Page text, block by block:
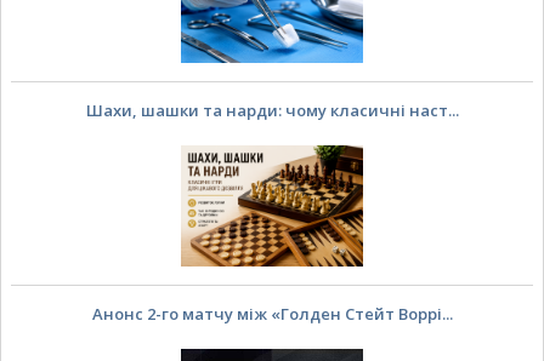
Шахи, шашки та нарди: чому класичні наст...
Анонс 2-го матчу між «Голден Стейт Воррі...